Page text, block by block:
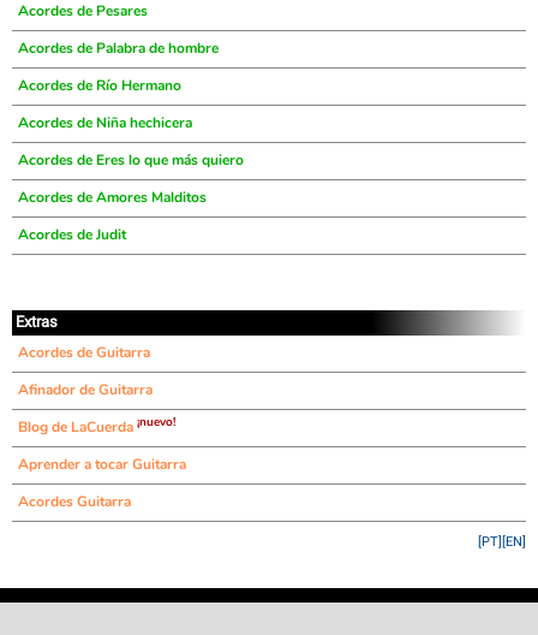
Acordes de Pesares
Acordes de Palabra de hombre
Acordes de Río Hermano
Acordes de Niña hechicera
Acordes de Eres lo que más quiero
Acordes de Amores Malditos
Acordes de Judit
Extras
Acordes de Guitarra
Afinador de Guitarra
Blog de LaCuerda ¡nuevo!
Aprender a tocar Guitarra
Acordes Guitarra
[EN]
[PT]